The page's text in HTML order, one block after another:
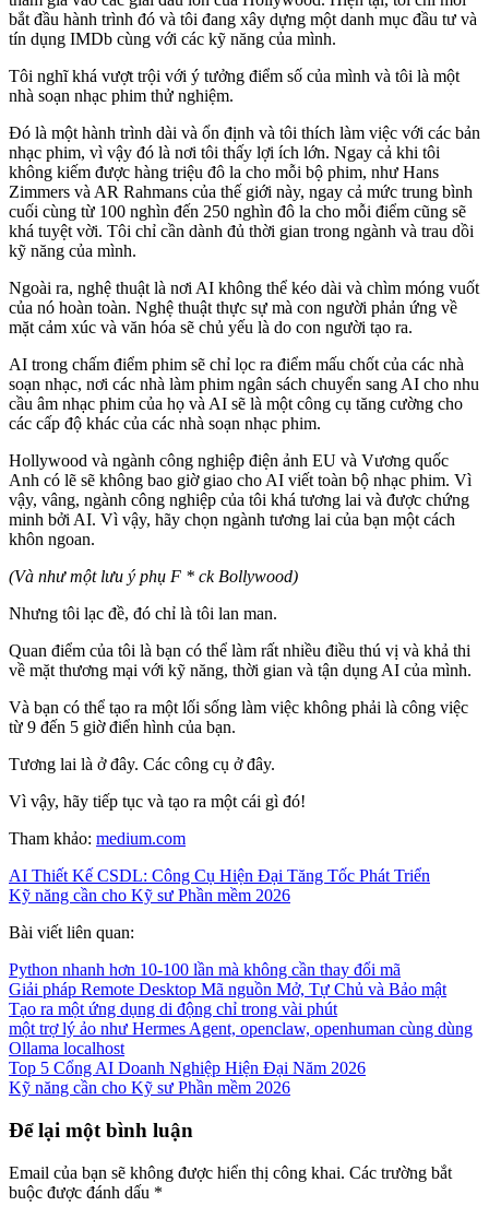
bắt đầu hành trình đó và tôi đang xây dựng một danh mục đầu tư và
tín dụng IMDb cùng với các kỹ năng của mình.
Tôi nghĩ khá vượt trội với ý tưởng điểm số của mình và tôi là một
nhà soạn nhạc phim thử nghiệm.
Đó là một hành trình dài và ổn định và tôi thích làm việc với các bản
nhạc phim, vì vậy đó là nơi tôi thấy lợi ích lớn. Ngay cả khi tôi
không kiếm được hàng triệu đô la cho mỗi bộ phim, như Hans
Zimmers và AR Rahmans của thế giới này, ngay cả mức trung bình
cuối cùng từ 100 nghìn đến 250 nghìn đô la cho mỗi điểm cũng sẽ
khá tuyệt vời. Tôi chỉ cần dành đủ thời gian trong ngành và trau dồi
kỹ năng của mình.
Ngoài ra, nghệ thuật là nơi AI không thể kéo dài và chìm móng vuốt
của nó hoàn toàn. Nghệ thuật thực sự mà con người phản ứng về
mặt cảm xúc và văn hóa sẽ chủ yếu là do con người tạo ra.
AI trong chấm điểm phim sẽ chỉ lọc ra điểm mấu chốt của các nhà
soạn nhạc, nơi các nhà làm phim ngân sách chuyển sang AI cho nhu
cầu âm nhạc phim của họ và AI sẽ là một công cụ tăng cường cho
các cấp độ khác của các nhà soạn nhạc phim.
Hollywood và ngành công nghiệp điện ảnh EU và Vương quốc
Anh có lẽ sẽ không bao giờ giao cho AI viết toàn bộ nhạc phim. Vì
vậy, vâng, ngành công nghiệp của tôi khá tương lai và được chứng
minh bởi AI. Vì vậy, hãy chọn ngành tương lai của bạn một cách
khôn ngoan.
(Và như một lưu ý phụ F * ck Bollywood)
Nhưng tôi lạc đề, đó chỉ là tôi lan man.
Quan điểm của tôi là bạn có thể làm rất nhiều điều thú vị và khả thi
về mặt thương mại với kỹ năng, thời gian và tận dụng AI của mình.
Và bạn có thể tạo ra một lối sống làm việc không phải là công việc
từ 9 đến 5 giờ điển hình của bạn.
Tương lai là ở đây. Các công cụ ở đây.
Vì vậy, hãy tiếp tục và tạo ra một cái gì đó!
Tham khảo: medium.com
AI Thiết Kế CSDL: Công Cụ Hiện Đại Tăng Tốc Phát Triển
Kỹ năng cần cho Kỹ sư Phần mềm 2026
Bài viết liên quan:
Python nhanh hơn 10-100 lần mà không cần thay đổi mã
Giải pháp Remote Desktop Mã nguồn Mở, Tự Chủ và Bảo mật
Tạo ra một ứng dụng di động chỉ trong vài phút
một trợ lý ảo như Hermes Agent, openclaw, openhuman cùng dùng
Ollama localhost
Top 5 Cổng AI Doanh Nghiệp Hiện Đại Năm 2026
Kỹ năng cần cho Kỹ sư Phần mềm 2026
Để lại một bình luận
Email của bạn sẽ không được hiển thị công khai. Các trường bắt
buộc được đánh dấu *